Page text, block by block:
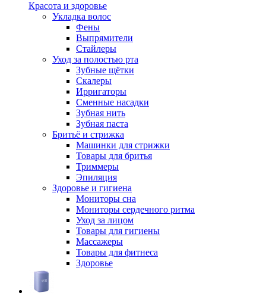
Красота и здоровье
Укладка волос
Фены
Выпрямители
Стайлеры
Уход за полостью рта
Зубные щётки
Скалеры
Ирригаторы
Сменные насадки
Зубная нить
Зубная паста
Бритьё и стрижка
Машинки для стрижки
Товары для бритья
Триммеры
Эпиляция
Здоровье и гигиена
Мониторы сна
Мониторы сердечного ритма
Уход за лицом
Товары для гигиены
Массажеры
Товары для фитнеса
Здоровье